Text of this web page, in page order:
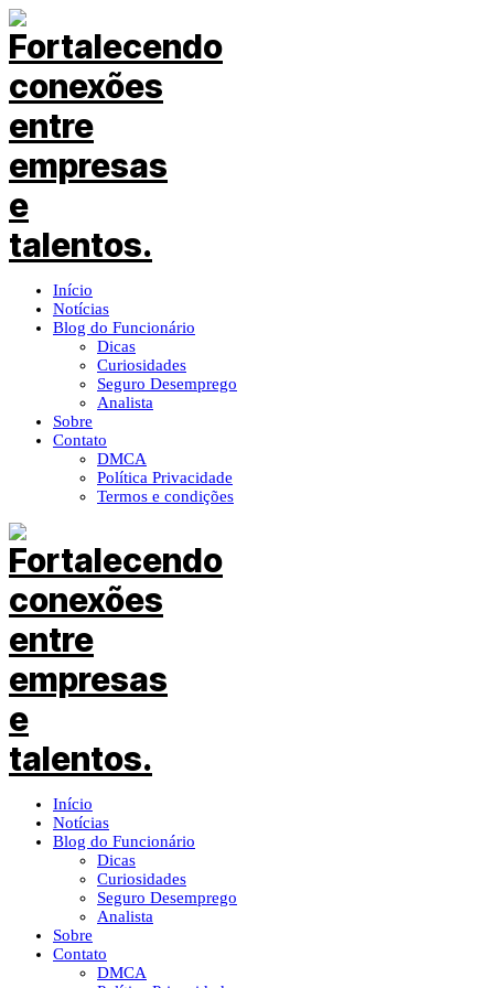
Início
Notícias
Blog do Funcionário
Dicas
Curiosidades
Seguro Desemprego
Analista
Sobre
Contato
DMCA
Política Privacidade
Termos e condições
Início
Notícias
Blog do Funcionário
Dicas
Curiosidades
Seguro Desemprego
Analista
Sobre
Contato
DMCA